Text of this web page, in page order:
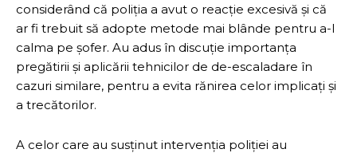
considerând că poliția a avut o reacție excesivă și că
ar fi trebuit să adopte metode mai blânde pentru a-l
calma pe șofer. Au adus în discuție importanța
pregătirii și aplicării tehnicilor de de-escaladare în
cazuri similare, pentru a evita rănirea celor implicați și
a trecătorilor.
A celor care au susținut intervenția poliției au